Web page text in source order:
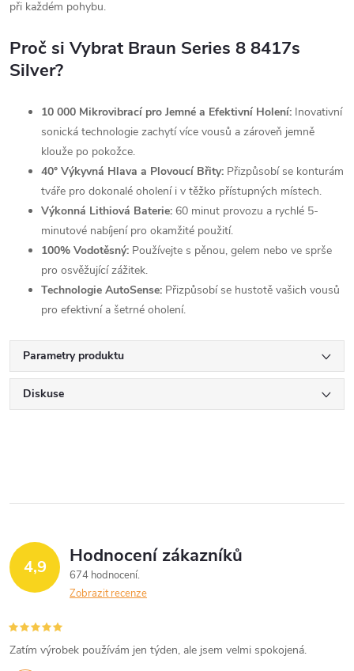
při každém pohybu.
Proč si Vybrat Braun Series 8 8417s
Silver?
10 000 Mikrovibrací pro Jemné a Efektivní Holení: Inovativní
sonická technologie zachytí více vousů a zároveň jemně
klouže po pokožce.
40° Výkyvná Hlava a Plovoucí Břity: Přizpůsobí se konturám
tváře pro dokonalé oholení i v těžko přístupných místech.
Výkonná Lithiová Baterie: 60 minut provozu a rychlé 5-
minutové nabíjení pro okamžité použití.
100% Vodotěsný: Používejte s pěnou, gelem nebo ve sprše
pro osvěžující zážitek.
Technologie AutoSense: Přizpůsobí se hustotě vašich vousů
pro efektivní a šetrné oholení.
Parametry produktu
Diskuse
4,9 Hodnocení zákazníků
674 hodnocení
Zobrazit recenze
Zatím výrobek používám jen týden, ale jsem velmi spokojená.